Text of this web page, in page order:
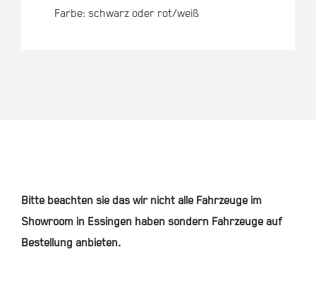
Farbe: schwarz oder rot/weiß
Bitte beachten sie das wir nicht alle Fahrzeuge im
Showroom in Essingen haben sondern Fahrzeuge auf
Bestellung anbieten.